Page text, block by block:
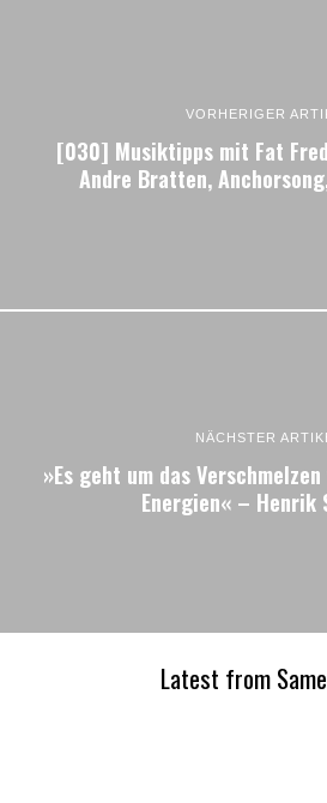
VORHERIGER
[030] Musiktipps mit Fat
Andre Bratten,
NÄCHSTER
»Es geht um das
Energien« – Henrik
Latest from